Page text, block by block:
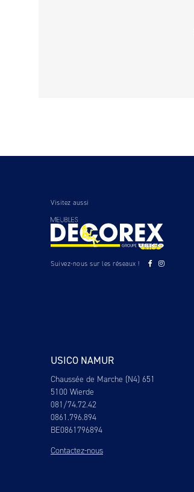
Visitez aussi
Suivez-nous sur les réseaux !
USICO NAMUR
Chaussée de Marche (N4) 651
5100 Wierde
081/74.72.42
0861.796.894
BE0861796894
Contactez-nous